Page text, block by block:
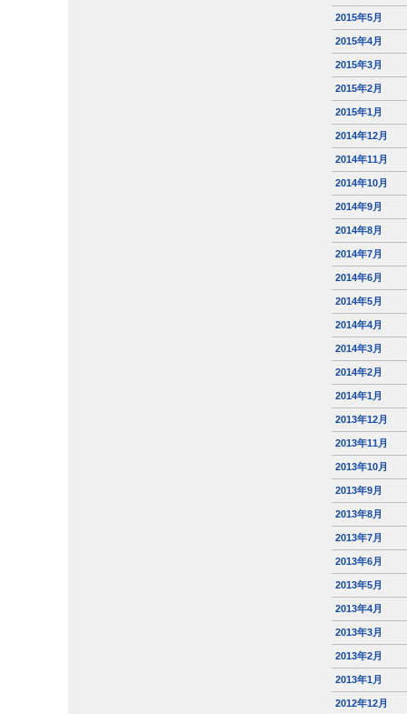
2015年5月
2015年4月
2015年3月
2015年2月
2015年1月
2014年12月
2014年11月
2014年10月
2014年9月
2014年8月
2014年7月
2014年6月
2014年5月
2014年4月
2014年3月
2014年2月
2014年1月
2013年12月
2013年11月
2013年10月
2013年9月
2013年8月
2013年7月
2013年6月
2013年5月
2013年4月
2013年3月
2013年2月
2013年1月
2012年12月